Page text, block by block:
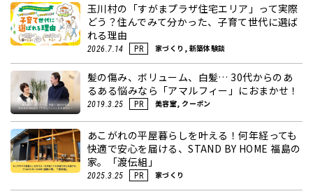
玉川村の「すがまプラザ住宅エリア」って実際
どう？住んでみて分かった、子育て世代に選ば
れる理由
2026.7.14 PR 家づくり, 新築体験談
髪の傷み、ボリューム、白髪… 30代からのあ
るある悩みなら「アマルフィー」におまかせ！
2019.3.25 PR 美容室, クーポン
あこがれの平屋暮らしを叶える！何年経っても
快適で安心を届ける、STAND BY HOME 福島の
家。「渡伝組」
2025.3.25 PR 家づくり